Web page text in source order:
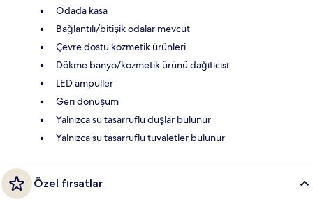
Odada kasa
Bağlantılı/bitişik odalar mevcut
Çevre dostu kozmetik ürünleri
Dökme banyo/kozmetik ürünü dağıtıcısı
LED ampüller
Geri dönüşüm
Yalnızca su tasarruflu duşlar bulunur
Yalnızca su tasarruflu tuvaletler bulunur
Özel fırsatlar